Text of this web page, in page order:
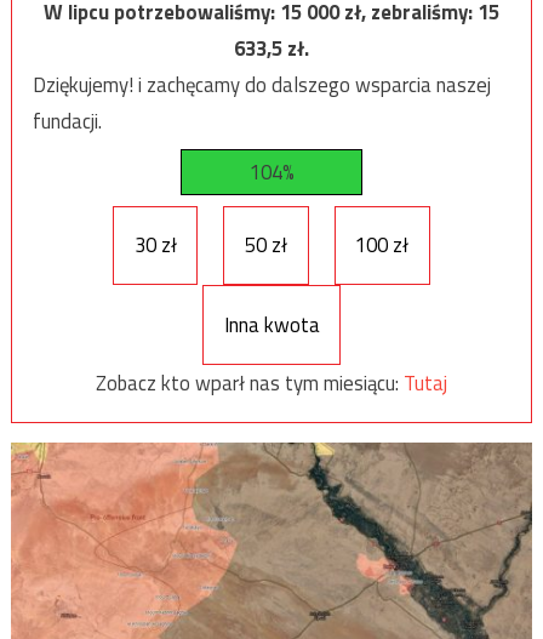
W lipcu potrzebowaliśmy:15 000zł, zebraliśmy:15
633,5zł.
Dziękujemy! i zachęcamy do dalszego wsparcia naszej
fundacji.
104%
30 zł 50 zł 100 zł
Inna kwota
Zobacz kto wparł nas tym miesiącu: Tutaj